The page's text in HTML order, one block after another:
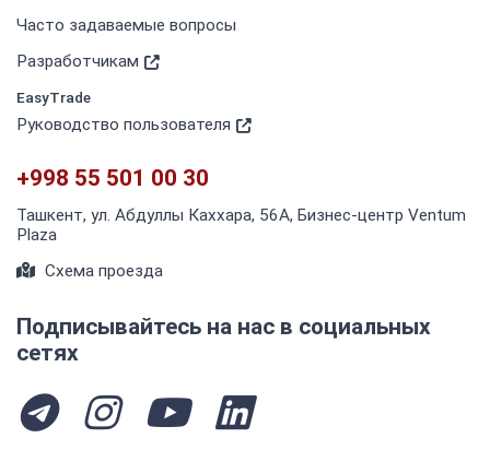
Часто задаваемые вопросы
Разработчикам
EasyTrade
Руководство пользователя
+998 55 501 00 30
Ташкент, ул. Абдуллы Каххара, 56А, Бизнес-центр Ventum
Plaza
Схема проезда
Подписывайтесь на нас в социальных
сетях